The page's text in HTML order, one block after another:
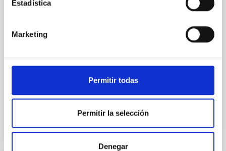
Estadística
Marketing
Permitir todas
Permitir la selección
Denegar
inauguración de los cuatro telescopios LST
del CTAO
el futuro observatorio de astronomía de rayos
gamma más grande y potente del mundo, continúa